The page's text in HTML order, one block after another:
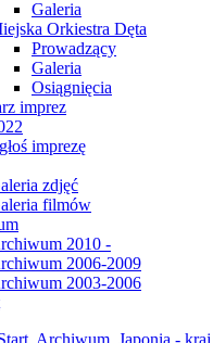
Galeria
Orkiestra Dęta
Prowadzący
Galeria
Osiągnięcia
imprez
imprezę
zdjęć
filmów
2010 -
2006-2009
2003-2006
Archiwum Japonia -